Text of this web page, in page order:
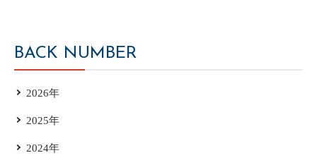
BACK NUMBER
2026年
2025年
2024年